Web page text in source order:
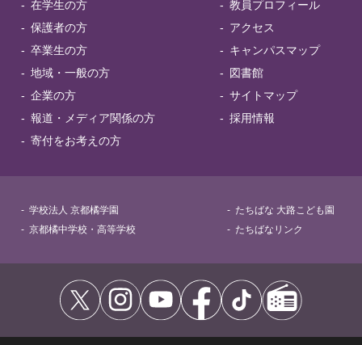
在学生の方
保護者の方
卒業生の方
地域・一般の方
企業の方
報道・メディア関係の方
寄付をお考えの方
教員プロフィール
アクセス
キャンパスマップ
図書館
サイトマップ
採用情報
学校法人 京都橘学園
京都橘中学校・高等学校
たちばな 大路こども園
たちばなリンク